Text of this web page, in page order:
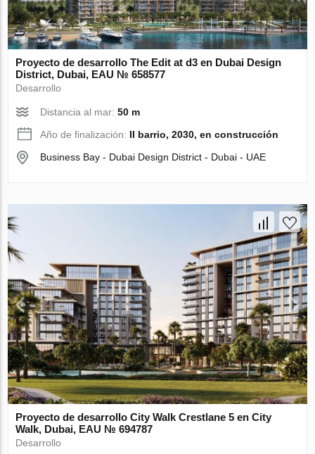
Proyecto de desarrollo The Edit at d3 en Dubai Design
District, Dubai, EAU № 658577
Desarrollo
Distancia al mar:50 m
Año de finalización: II barrio, 2030, en construcción
Business Bay - Dubai Design District - Dubai - UAE
Proyecto de desarrollo City Walk Crestlane 5 en City
Walk, Dubai, EAU № 694787
Desarrollo